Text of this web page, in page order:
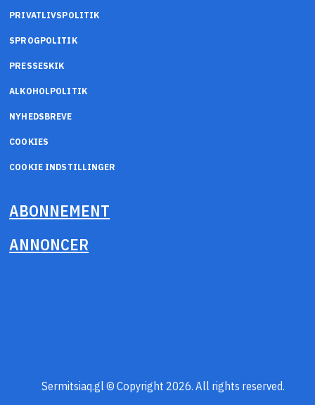
PRIVATLIVSPOLITIK
SPROGPOLITIK
PRESSESKIK
ALKOHOLPOLITIK
NYHEDSBREVE
COOKIES
COOKIE INDSTILLINGER
ABONNEMENT
ANNONCER
Sermitsiaq.gl © Copyright 2026. All rights reserved.